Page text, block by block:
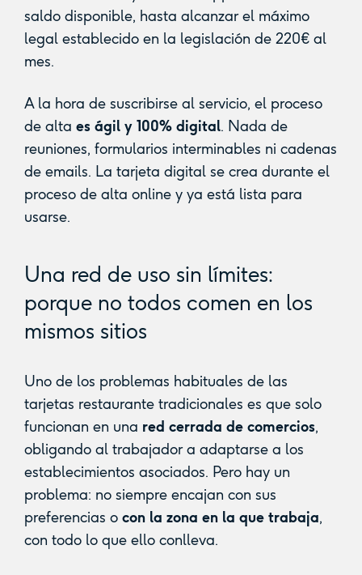
saldo disponible, hasta alcanzar el máximo
legal establecido en la legislación de 220€ al
mes.
A la hora de suscribirse al servicio, el proceso
de alta es ágil y 100% digital. Nada de
reuniones, formularios interminables ni cadenas
de emails. La tarjeta digital se crea durante el
proceso de alta online y ya está lista para
usarse.
Una red de uso sin límites:
porque no todos comen en los
mismos sitios
Uno de los problemas habituales de las
tarjetas restaurante tradicionales es que solo
funcionan en una red cerrada de comercios,
obligando al trabajador a adaptarse a los
establecimientos asociados. Pero hay un
problema: no siempre encajan con sus
preferencias o con la zona en la que trabaja,
con todo lo que ello conlleva.